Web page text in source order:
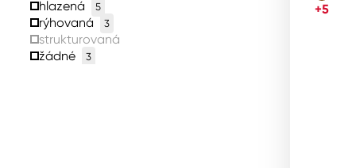
hlazená 5
rýhovaná 3
strukturovaná
žádné
3
+5